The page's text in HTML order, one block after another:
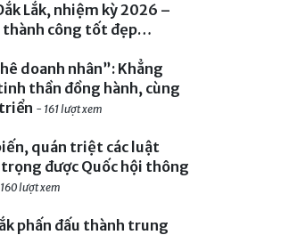
- 227 lượt xem
Lắk, nhiệm kỳ 2026 –
công tốt đẹp
doanh nhân”: Khẳng
thần đồng hành, cùng
- 161 lượt xem
quán triệt các luật
được Quốc hội thông
lượt xem
phấn đấu thành trung